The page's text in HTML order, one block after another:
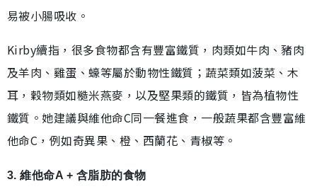
易被小腸吸收。
Kirby續指，很多食物都含有豐富鐵質，肉類如牛肉、豬肉
及羊肉、雞蛋、蠔等屬於動物性鐵質；蔬菜類如菠菜、木
耳，穀物類如糙米燕麥，以及堅果類的鐵質，皆為植物性
鐵質。她建議與維他命C同一餐進食，一般蔬果都含豐富維
他命C，例如奇異果、橙、西蘭花、青椒等。
3. 維他命A + 含脂肪的食物